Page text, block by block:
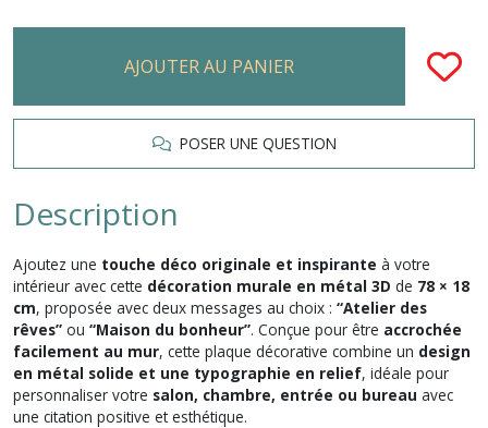
AJOUTER AU PANIER
POSER UNE QUESTION
Description
Ajoutez une touche déco originale et inspirante à votre
intérieur avec cette décoration murale en métal 3D de 78 × 18
cm, proposée avec deux messages au choix : “Atelier des
rêves” ou “Maison du bonheur”. Conçue pour être accrochée
facilement au mur, cette plaque décorative combine un design
en métal solide et une typographie en relief, idéale pour
personnaliser votre salon, chambre, entrée ou bureau avec
une citation positive et esthétique.